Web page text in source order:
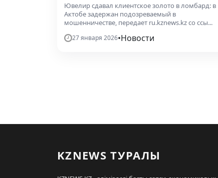
Ювелир сдавал клиентское золото в ломбард: в
Актобе задержан подозреваемый в
мошенничестве, передает ru.kznews.kz со ссы...
27 января 2026•Новости
KZNEWS ТУРАЛЫ